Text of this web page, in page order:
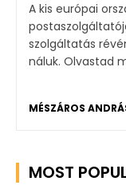
A kis európai
szolgáltatás
náluk. Olvastad
MÉSZÁROS
MOST